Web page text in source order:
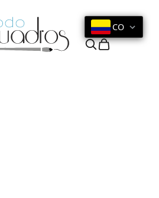
CO
Buscar
Cesta